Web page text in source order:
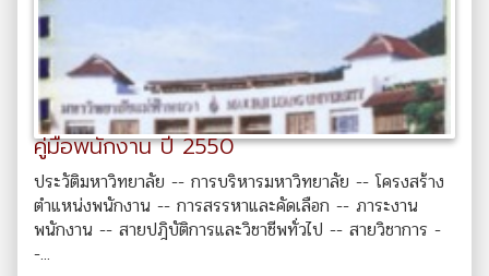
คู่มือพนักงาน ปี 2550
ประวัติมหาวิทยาลัย -- การบริหารมหาวิทยาลัย -- โครงสร้าง
ตำแหน่งพนักงาน -- การสรรหาและคัดเลือก -- ภาระงาน
พนักงาน -- สายปฎิบัติการและวิชาชีพทั่วไป -- สายวิชาการ -
-...